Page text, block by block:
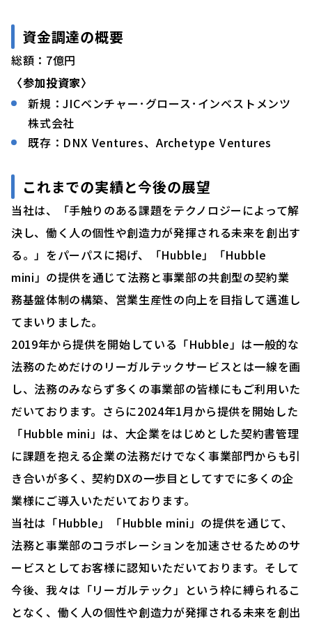
資金調達の概要
総額：7億円
〈参加投資家〉
新規：JICベンチャー･グロース･インベストメンツ
株式会社
既存：DNX Ventures、Archetype Ventures
これまでの実績と今後の展望
当社は、「手触りのある課題をテクノロジーによって解
決し、働く人の個性や創造力が発揮される未来を創出す
る。」をパーパスに掲げ、「Hubble」「Hubble
mini」の提供を通じて法務と事業部の共創型の契約業
務基盤体制の構築、営業生産性の向上を目指して邁進し
てまいりました。
2019年から提供を開始している「Hubble」は一般的な
法務のためだけのリーガルテックサービスとは一線を画
し、法務のみならず多くの事業部の皆様にもご利用いた
だいております。さらに2024年1月から提供を開始した
「Hubble mini」は、大企業をはじめとした契約書管理
に課題を抱える企業の法務だけでなく事業部門からも引
き合いが多く、契約DXの一歩目としてすでに多くの企
業様にご導入いただいております。
当社は「Hubble」「Hubble mini」の提供を通じて、
法務と事業部のコラボレーションを加速させるためのサ
ービスとしてお客様に認知いただいております。そして
今後、我々は「リーガルテック」という枠に縛られるこ
となく、働く人の個性や創造力が発揮される未来を創出